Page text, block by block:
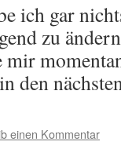
ich gar
zu
den
einen Kommentar